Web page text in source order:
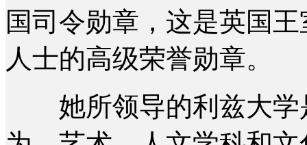
国司令勋章，这是英国
人士的高级荣誉勋章。
她所领导的利兹大学